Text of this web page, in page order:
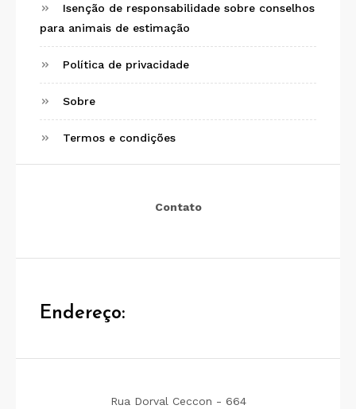
Isenção de responsabilidade sobre conselhos
para animais de estimação
Política de privacidade
Sobre
Termos e condições
Contato
Endereço:
Rua Dorval Ceccon - 664